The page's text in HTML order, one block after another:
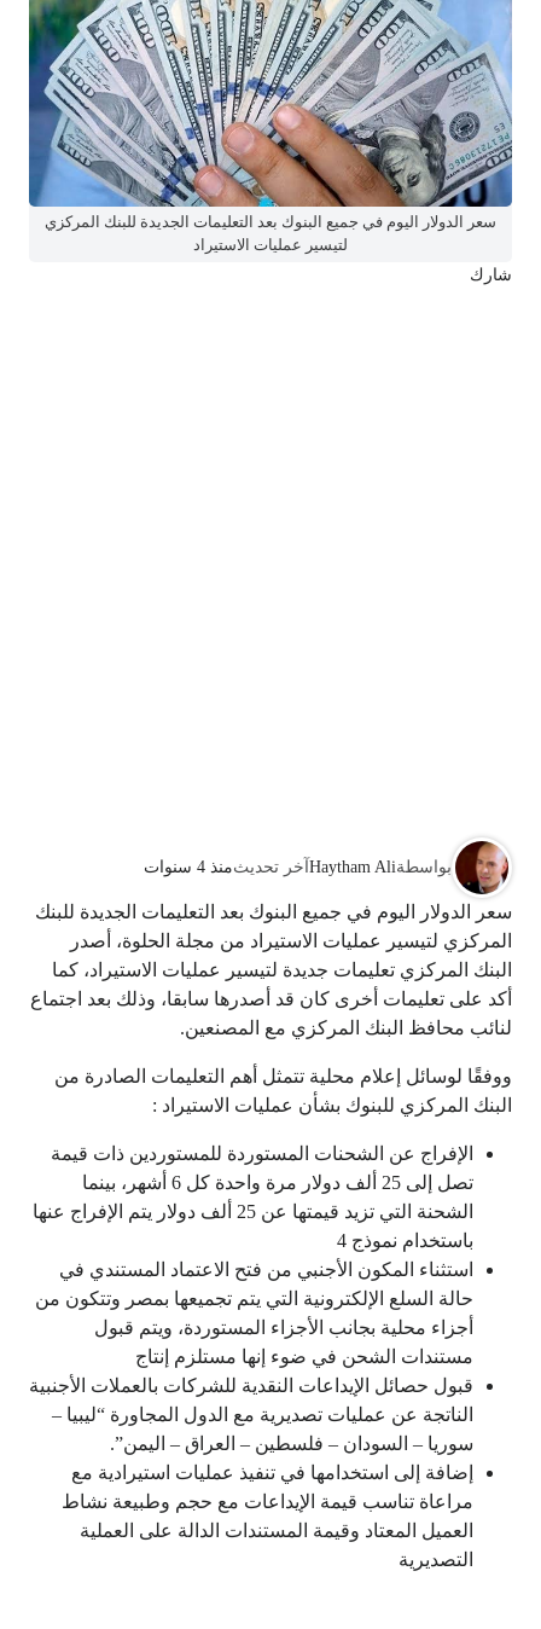
سعر الدولار اليوم في جميع البنوك بعد التعليمات الجديدة للبنك المركزي
لتيسير عمليات الاستيراد
شارك
بواسطةHaytham Aliآخر تحديثمنذ 4 سنوات
سعر الدولار اليوم في جميع البنوك بعد التعليمات الجديدة للبنك
المركزي لتيسير عمليات الاستيراد من مجلة الحلوة، أصدر
البنك المركزي تعليمات جديدة لتيسير عمليات الاستيراد، كما
أكد على تعليمات أخرى كان قد أصدرها سابقا، وذلك بعد اجتماع
لنائب محافظ البنك المركزي مع المصنعين.
ووفقًا لوسائل إعلام محلية تتمثل أهم التعليمات الصادرة من
البنك المركزي للبنوك بشأن عمليات الاستيراد :
الإفراج عن الشحنات المستوردة للمستوردين ذات قيمة
تصل إلى 25 ألف
دولار
مرة واحدة كل 6 أشهر، بينما
الشحنة التي تزيد قيمتها عن 25 ألف دولار يتم الإفراج عنها
باستخدام نموذج 4
استثناء المكون الأجنبي من فتح الاعتماد المستندي في
حالة السلع الإلكترونية التي يتم تجميعها بمصر وتتكون من
أجزاء محلية بجانب الأجزاء المستوردة، ويتم قبول
مستندات الشحن في ضوء إنها مستلزم إنتاج
قبول حصائل الإيداعات النقدية للشركات بالعملات الأجنبية
الناتجة عن عمليات تصديرية مع الدول المجاورة “ليبيا –
سوريا – السودان – فلسطين – العراق – اليمن”.
إضافة إلى استخدامها في تنفيذ عمليات استيرادية مع
مراعاة تناسب قيمة الإيداعات مع حجم وطبيعة نشاط
العميل المعتاد وقيمة المستندات الدالة على العملية
التصديرية